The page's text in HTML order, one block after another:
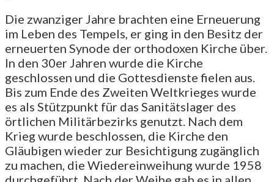
Die zwanziger Jahre brachten eine Erneuerung
im Leben des Tempels, er ging in den Besitz der
erneuerten Synode der orthodoxen Kirche über.
In den 30er Jahren wurde die Kirche
geschlossen und die Gottesdienste fielen aus.
Bis zum Ende des Zweiten Weltkrieges wurde
es als Stützpunkt für das Sanitätslager des
örtlichen Militärbezirks genutzt. Nach dem
Krieg wurde beschlossen, die Kirche den
Gläubigen wieder zur Besichtigung zugänglich
zu machen, die Wiedereinweihung wurde 1958